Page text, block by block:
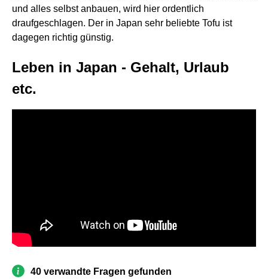
und alles selbst anbauen, wird hier ordentlich
draufgeschlagen. Der in Japan sehr beliebte Tofu ist
dagegen richtig günstig.
Leben in Japan - Gehalt, Urlaub
etc.
40 verwandte Fragen gefunden